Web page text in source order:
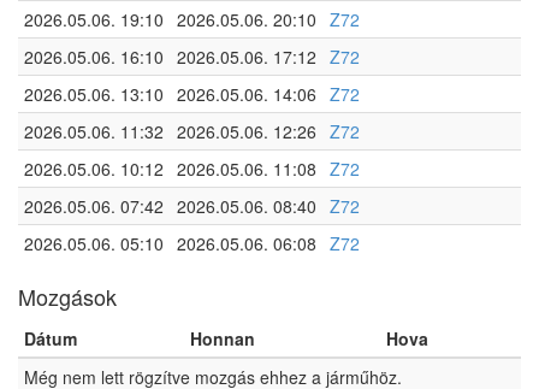
2026.05.06. 19:10 2026.05.06. 20:10 Z72
2026.05.06. 16:10 2026.05.06. 17:12 Z72
2026.05.06. 13:10 2026.05.06. 14:06 Z72
2026.05.06. 11:32 2026.05.06. 12:26 Z72
2026.05.06. 10:12 2026.05.06. 11:08 Z72
2026.05.06. 07:42 2026.05.06. 08:40 Z72
2026.05.06. 05:10 2026.05.06. 06:08 Z72
Mozgások
Dátum Honnan
Hova
Még nem lett rögzítve mozgás ehhez a járműhöz.